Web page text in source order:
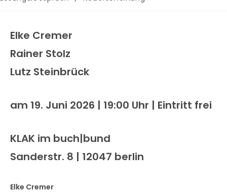
Elke Cremer
Rainer Stolz
Lutz Steinbrück
am 19. Juni 2026 | 19:00 Uhr | Eintritt frei
KLAK im buch|bund
Sanderstr. 8 | 12047 berlin
Elke Cremer